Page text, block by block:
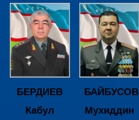
БЕРДИЕВ
Кабул
БАЙБУСОВ
Мухиддин